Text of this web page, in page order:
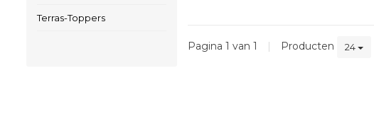
Terras-Toppers
Pagina 1 van 1 | Producten 24